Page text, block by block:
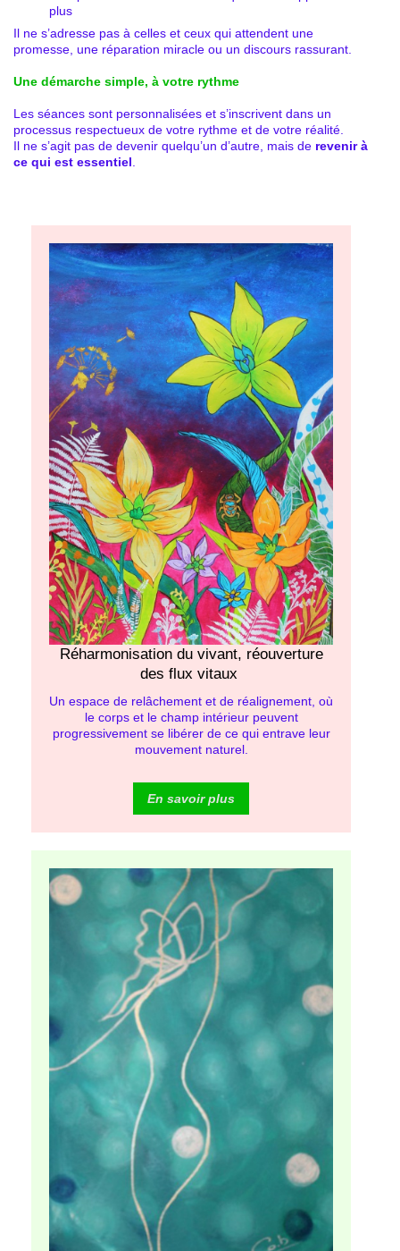
plus
Il ne s’adresse pas à celles et ceux qui attendent une
promesse, une réparation miracle ou un discours rassurant.
Une démarche simple, à votre rythme
Les séances sont personnalisées et s’inscrivent dans un
processus respectueux de votre rythme et de votre réalité.
Il ne s’agit pas de devenir quelqu’un d’autre, mais de revenir à
ce qui est essentiel
Réharmonisation du vivant, réouverture
des flux vitaux
Un espace de relâchement et de réalignement, où
le corps et le champ intérieur peuvent
progressivement se libérer de ce qui entrave leur
mouvement naturel.
En savoir plus